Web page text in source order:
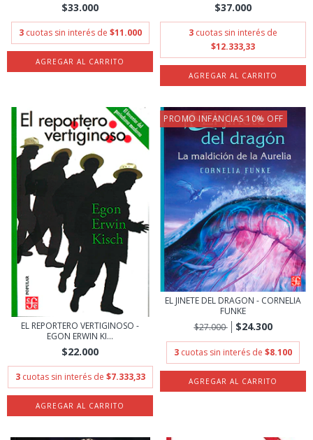
$33.000
3 cuotas sin interés de $11.000
$37.000
3 cuotas sin interés de
$12.333,33
EL REPORTERO VERTIGINOSO -
EGON ERWIN KI...
$22.000
3 cuotas sin interés de $7.333,33
PROMO INFANCIAS 10% OFF
EL JINETE DEL DRAGON - CORNELIA
FUNKE
$27.000
$24.300
3 cuotas sin interés de $8.100